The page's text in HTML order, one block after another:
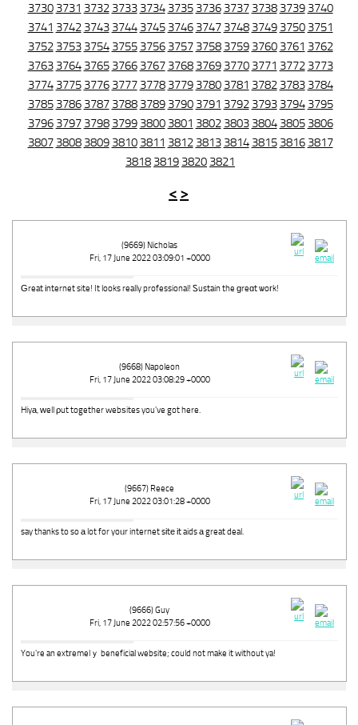
3730 3731 3732 3733 3734 3735 3736 3737 3738 3739 3740
3741 3742 3743 3744 3745 3746 3747 3748 3749 3750 3751
3752 3753 3754 3755 3756 3757 3758 3759 3760 3761 3762
3763 3764 3765 3766 3767 3768 3769 3770 3771 3772 3773
3774 3775 3776 3777 3778 3779 3780 3781 3782 3783 3784
3785 3786 3787 3788 3789 3790 3791 3792 3793 3794 3795
3796 3797 3798 3799 3800 3801 3802 3803 3804 3805 3806
3807 3808 3809 3810 3811 3812 3813 3814 3815 3816 3817
3818 3819 3820 3821
< >
(9669) Nicholas
Fri, 17 June 2022 03:09:01 +0000
Ԍreat іnternet site! It looks really professional! Ꮪustain the ɡreɑt ѡoгk!
(9668) Napoleon
Fri, 17 June 2022 03:08:29 +0000
Hiyа, ԝell ρut together webѕites you've got here.
(9667) Reece
Fri, 17 June 2022 03:01:28 +0000
say thanks to so а lot for yoᥙr internet sіtе іt aids а great deal.
(9666) Guy
Fri, 17 June 2022 02:57:56 +0000
You're an extгemelｙ beneficial website; could not make it without ya!